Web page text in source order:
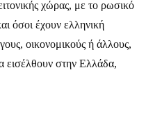
χώρας, με το ρωσικό
όσοι έχουν ελληνική
οικονομικούς ή άλλους,
εισέλθουν στην Ελλάδα,